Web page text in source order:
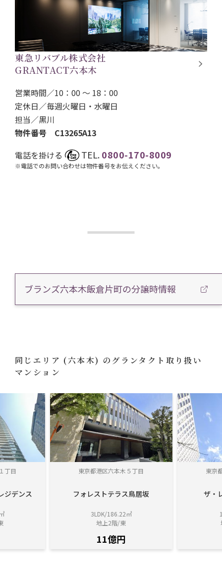
東急リバブル株式会社
GRANTACT六本木
営業時間／10：00 ～ 18：00
定休日／毎週火曜日・水曜日
担当／黒川
物件番号 C13265A13
電話を掛ける
TEL.0800-170-8009
※電話でのお問い合わせは物件番号をお伝えください。
ブランズ六本木飯倉片町の分譲時情報
同じエリア (六本木) のグランタクト取り扱い
マンション
丁目
ジデンス
東京都港区六本木５丁目
フォレストテラス鳥居坂
3LDK/186.22㎡
地上2階/東
11億円
東京
ザ・